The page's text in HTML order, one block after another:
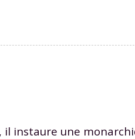
il instaure une